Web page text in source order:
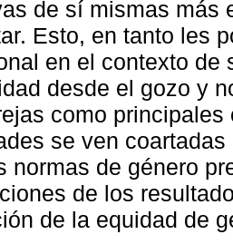
de sí mismas más
Esto, en tanto les
en el contexto de
desde el gozo y
como
se ven
normas de género
de los
de la equidad de